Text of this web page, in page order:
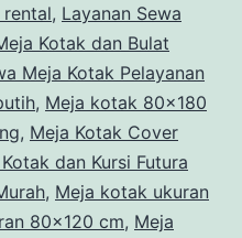
rental, Layanan Sewa
Kotak dan Bulat
Meja Kotak Pelayanan
, Meja kotak 80x180
, Meja Kotak Cover
dan Kursi Futura
, Meja kotak ukuran
80x120 cm, Meja